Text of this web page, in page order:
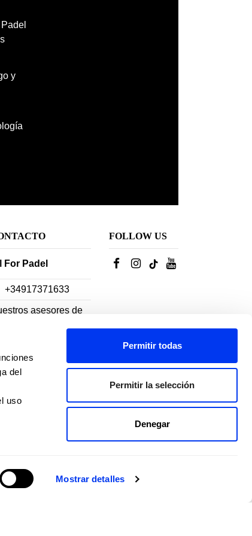
del
uso
Mostrar detalles
Permitir todas
Permitir la selección
Denegar
y
For Padel
+34917371633
asesores de
lunes a jueves: 10h-
10h-14h
FOLLOW US